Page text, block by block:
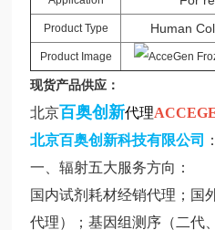
Product Type Human
Product Image
现货产品供应：
北京百奥创新代理
北京百奥创新科技有限公司
：
一、辐射五大服务方向：
国内试剂耗材经销代理；国
代理）；基因组测序（二代